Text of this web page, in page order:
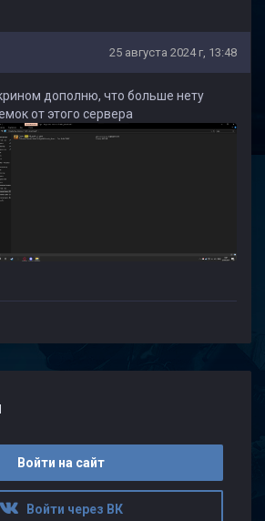
25 августа 2024 г, 13:48
дополню, что больше нету
от этого сервера
Войти на сайт
Войти через ВК